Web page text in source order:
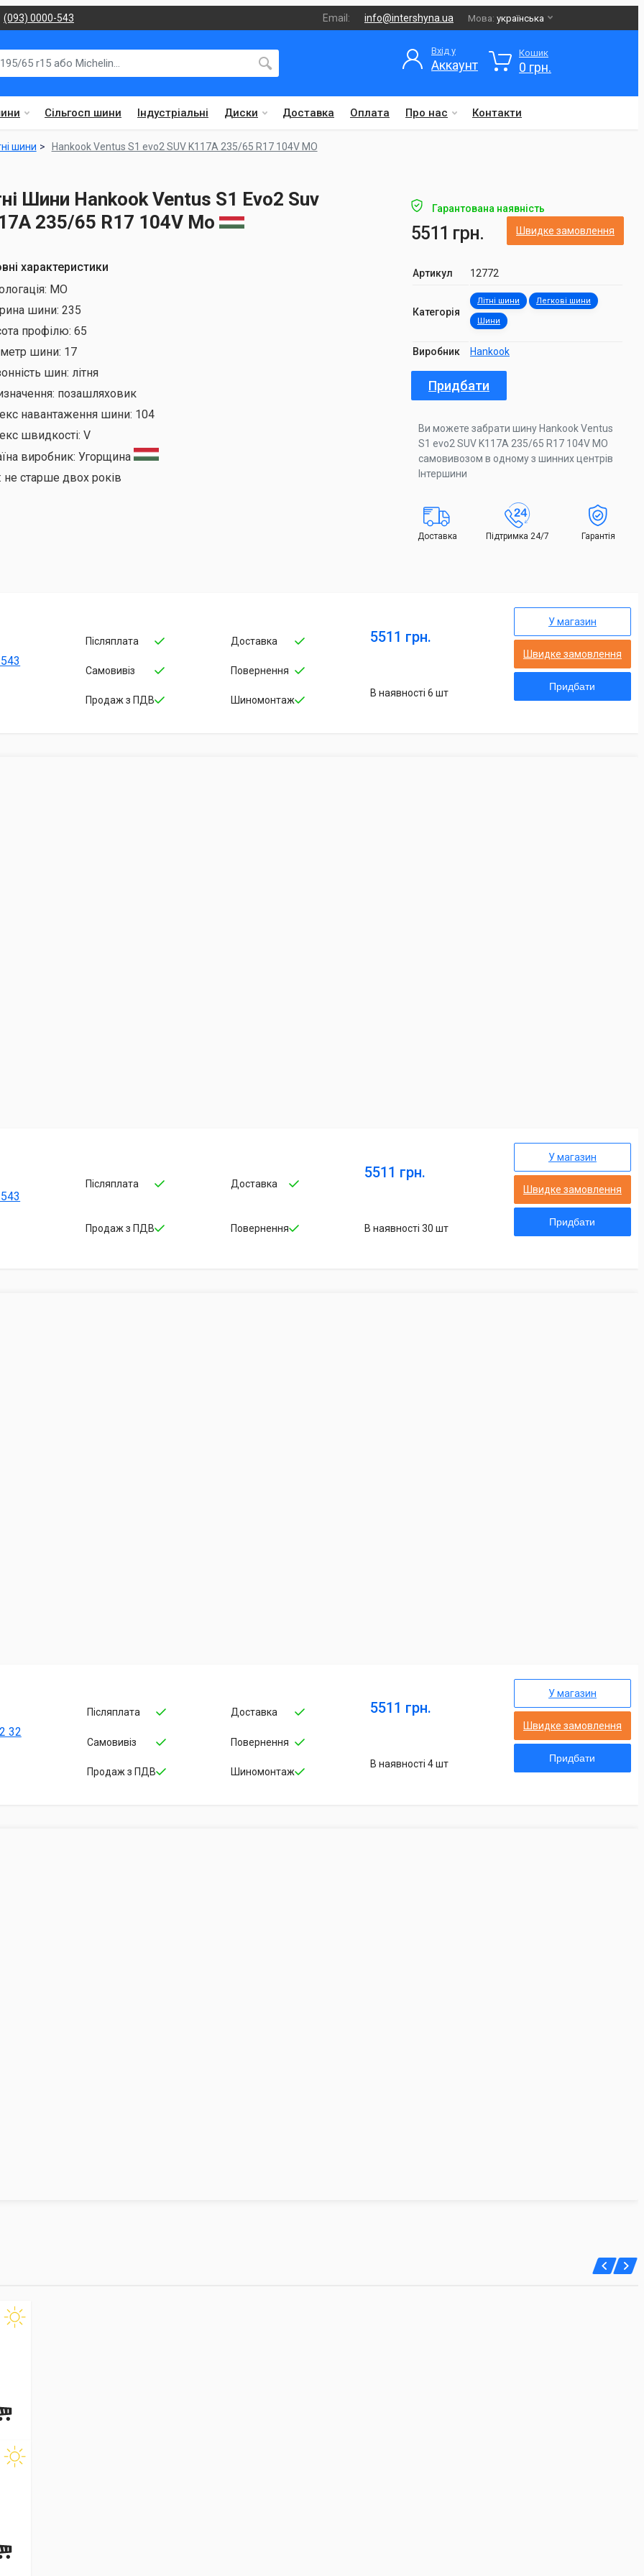
(093) 0000-543 Email: info@intershyna.ua Мова: українська
Сільгосп шини Індустріальні Диски Доставка Оплата Про нас Контакти
Вхід у
Аккаунт
Кошик
0 грн.
шини Hankook Ventus S1 evo2 SUV K117A 235/65 R17 104V MO
Шини Hankook Ventus S1 Evo2 Suv
235/65 R17 104V Mo
характеристики
MO
шини: 235
профілю: 65
шини: 17
шин: літня
позашляховик
навантаження шини: 104
швидкості: V
виробник: Угорщина
не старше двох років
Гарантована наявність
5511 грн. Швидке замовлення
Артикул 12772
Категорія
Літні шини Легкові шини
Шини
Виробник Hankook
Придбати
Ви можете забрати шину Hankook Ventus
S1 evo2 SUV K117A 235/65 R17 104V MO
самовивозом в одному з шинних центрів
Інтершини
Доставка Підтримка 24/7 Гарантія
Післяплата
Самовивіз
Продаж з ПДВ
Доставка
Повернення
Шиномонтаж
5511 грн.
В наявності 6 шт
У магазин
Швидке замовлення
Придбати
Післяплата
Продаж з ПДВ
Доставка
Повернення
5511 грн.
В наявності 30 шт
У магазин
Швидке замовлення
Придбати
32
Післяплата
Самовивіз
Продаж з ПДВ
Доставка
Повернення
Шиномонтаж
5511 грн.
В наявності 4 шт
У магазин
Швидке замовлення
Придбати